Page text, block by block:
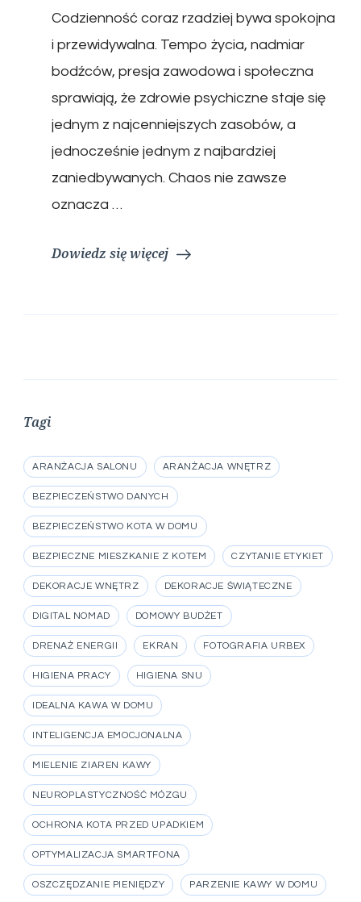
Codzienność coraz rzadziej bywa spokojna
i przewidywalna. Tempo życia, nadmiar
bodźców, presja zawodowa i społeczna
sprawiają, że zdrowie psychiczne staje się
jednym z najcenniejszych zasobów, a
jednocześnie jednym z najbardziej
zaniedbywanych. Chaos nie zawsze
oznacza …
Dowiedz się więcej
Tagi
ARANŻACJA SALONU ARANŻACJA WNĘTRZ
BEZPIECZEŃSTWO DANYCH
BEZPIECZEŃSTWO KOTA W DOMU
BEZPIECZNE MIESZKANIE Z KOTEM CZYTANIE ETYKIET
DEKORACJE WNĘTRZ DEKORACJE ŚWIĄTECZNE
DIGITAL NOMAD DOMOWY BUDŻET
DRENAŻ ENERGII EKRAN FOTOGRAFIA URBEX
HIGIENA PRACY HIGIENA SNU
IDEALNA KAWA W DOMU
INTELIGENCJA EMOCJONALNA
MIELENIE ZIAREN KAWY
NEUROPLASTYCZNOŚĆ MÓZGU
OCHRONA KOTA PRZED UPADKIEM
OPTYMALIZACJA SMARTFONA
OSZCZĘDZANIE PIENIĘDZY PARZENIE KAWY W DOMU